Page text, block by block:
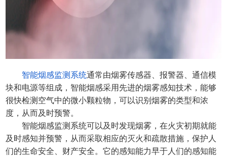
智能烟感监测系统通常由烟雾传感器、报警器、通信模
块和电源等组成，智能烟感采用先进的烟雾感知技术，能够
很快检测空气中的微小颗粒物，可以识别烟雾的类型和浓
度，从而及时预警。
智能烟感监测系统可以及时发现烟雾，在火灾初期就能
及时感知并预警，从而采取相应的灭火和疏散措施，保护人
们的生命安全、财产安全。它的感知能力早于人们的感知能